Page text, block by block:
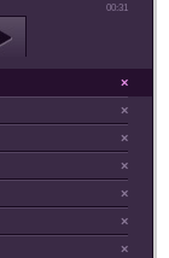
00:31
×
×
×
×
×
×
×